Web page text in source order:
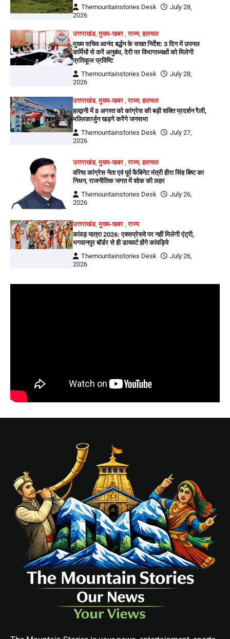
Themountainstories Desk
July 28,
2026
उत्तराखंड,मुख्य-खबर,राज्य,हलचल
मुख्य सचिव आनंद बर्द्धन के सख्त निर्देश: 3 दिन में उपनल
कर्मियों से करें अनुबंध, देरी पर विभागाध्यक्षों को मिलेगी
प्रतिकूल प्रविष्टि
Themountainstories Desk
July 28,
2026
उत्तराखंड,मुख्य-खबर,राज्य,हलचल
हल्द्वानी में 8 अगस्त को कांग्रेस की बड़ी शक्ति प्रदर्शन रैली,
मल्लिकार्जुन खड़गे करेंगे जनसभा
Themountainstories Desk
July 27,
2026
उत्तराखंड,मुख्य-खबर,राज्य,हलचल
वरिष्ठ कांग्रेस नेता एवं पूर्व कैबिनेट मंत्री हीरा सिंह बिष्ट का
निधन, राजनीतिक जगत में शोक की लहर
Themountainstories Desk
July 26,
2026
उत्तराखंड,मुख्य-खबर,राज्य
कांवड़ यात्रा 2026: एक्सप्रेसवे पर नहीं मिलेगी एंट्री,
भगवानपुर बॉर्डर से ही डायवर्ट होंगे कांवड़िये
Themountainstories Desk
July 26,
2026